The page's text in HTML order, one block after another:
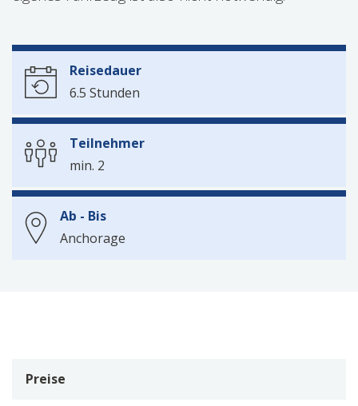
Reisedauer
6.5 Stunden
Teilnehmer
min. 2
Ab - Bis
Anchorage
Preise